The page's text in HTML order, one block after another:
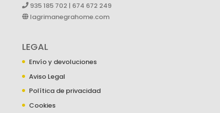
935 185 702 | 674 672 249
lagrimanegrahome.com
LEGAL
Envío y devoluciones
Aviso Legal
Política de privacidad
Cookies